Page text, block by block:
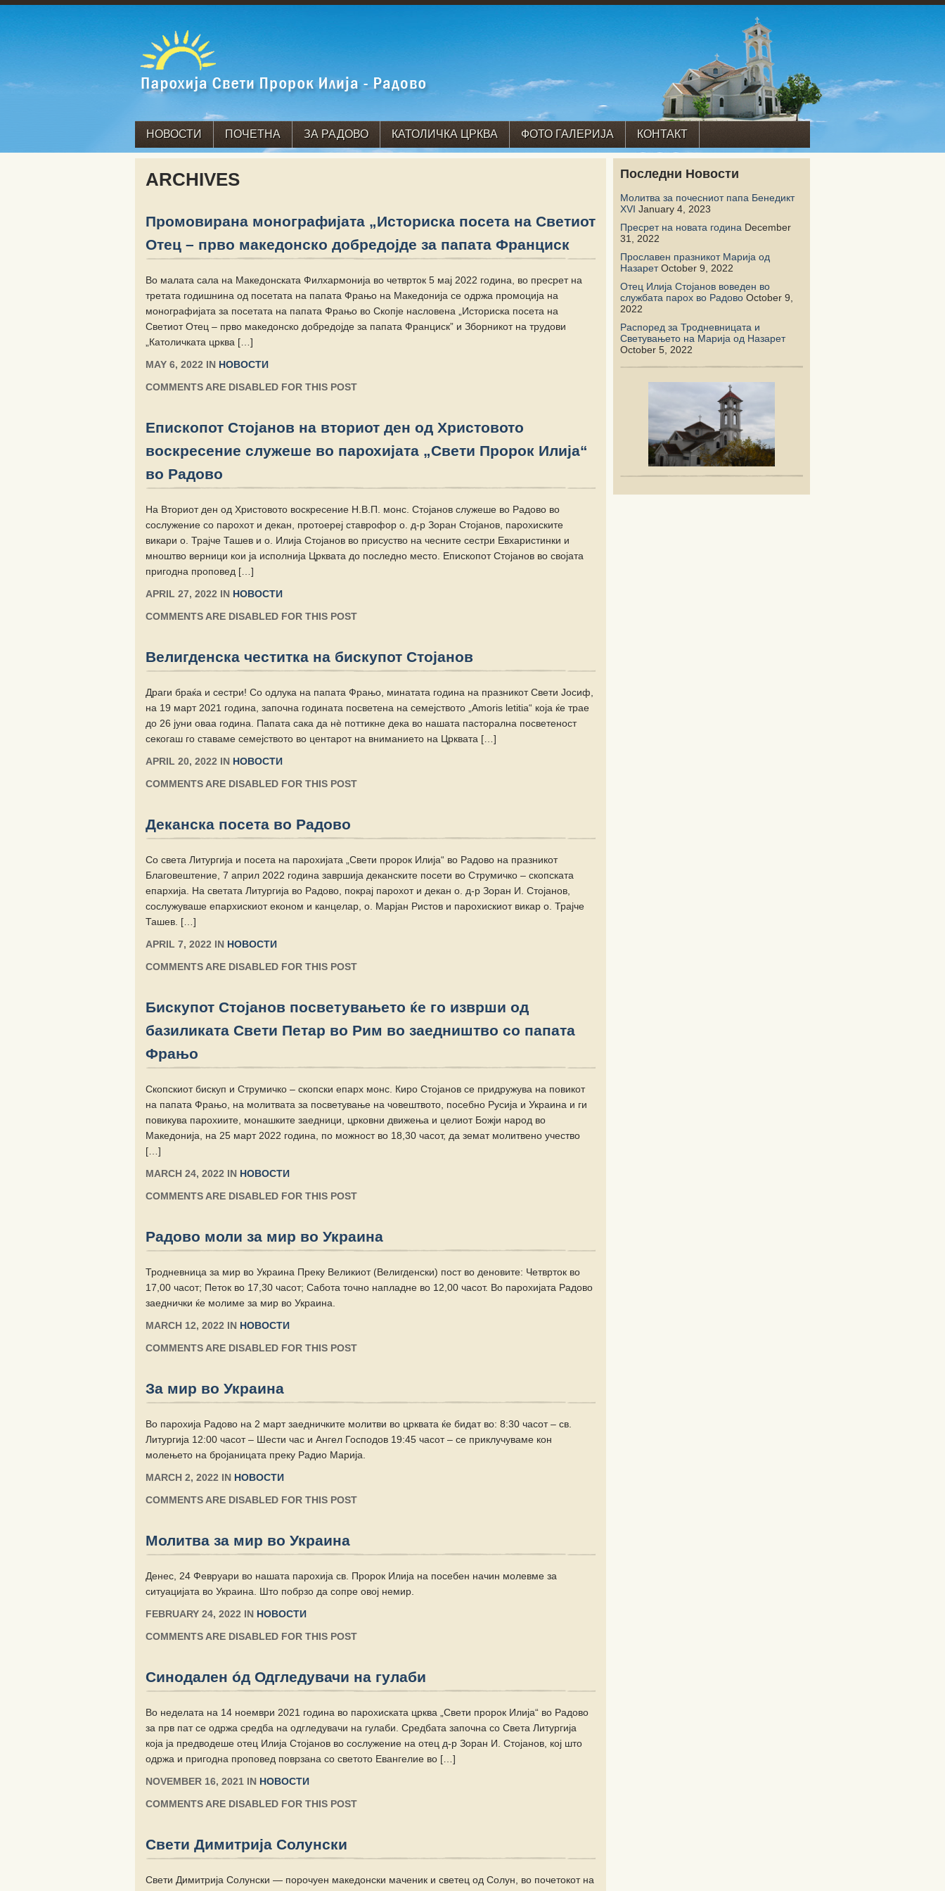
НОВОСТИ ПОЧЕТНА ЗА РАДОВО КАТОЛИЧКА ЦРКВА ФОТО ГАЛЕРИЈА КОНТАКТ
ARCHIVES
Промовирана монографијата „Историска посета на Светиот
Отец – прво македонско добредојде за папата Франциск
Во малата сала на Македонската Филхармонија во четврток 5 мај 2022 година, во пресрет на
третата годишнина од посетата на папата Фрањо на Македонија се одржа промоција на
монографијата за посетата на папата Фрањо во Скопје насловена „Историска посета на
Светиот Отец – прво македонско добредојде за папата Франциск” и Зборникот на трудови
„Католичката црква […]
MAY 6, 2022 IN НОВОСТИ
COMMENTS ARE DISABLED FOR THIS POST
Епископот Стојанов на вториот ден од Христовото
воскресение служеше во парохијата „Свeти Пророк Илија“
во Радово
На Вториот ден од Христовото воскресение Н.В.П. монс. Стојанов служеше во Радово во
сослужение со парохот и декан, протоереј ставрофор о. д-р Зоран Стојанов, парохиските
викари о. Трајче Ташев и о. Илија Стојанов во присуство на чесните сестри Евхаристинки и
мноштво верници кои ја исполнија Црквата до последно место. Епископот Стојанов во својата
пригодна проповед […]
APRIL 27, 2022 IN НОВОСТИ
COMMENTS ARE DISABLED FOR THIS POST
Велигденска честитка на бискупот Стојанов
Драги браќа и сестри! Со одлука на папата Фрањо, минатата година на празникот Свети Јосиф,
на 19 март 2021 година, започна годината посветена на семејството „Amoris letitia“ која ќе трае
до 26 јуни оваа година. Папата сака да нѐ поттикне дека во нашата пасторална посветеност
секогаш го ставаме семејството во центарот на вниманието на Црквата […]
APRIL 20, 2022 IN НОВОСТИ
COMMENTS ARE DISABLED FOR THIS POST
Деканска посета во Радово
Со света Литургија и посета на парохијата „Свети пророк Илија“ во Радово на празникот
Благовештение, 7 април 2022 година завршија деканските посети во Струмичко – скопската
епархија. На светата Литургија во Радово, покрај парохот и декан о. д-р Зоран И. Стојанов,
сослужуваше епархискиот економ и канцелар, о. Марјан Ристов и парохискиот викар о. Трајче
Ташев. […]
APRIL 7, 2022 IN НОВОСТИ
COMMENTS ARE DISABLED FOR THIS POST
Бискупот Стојанов посветувањето ќе го изврши од
базиликата Свети Петар во Рим во заедништво со папата
Фрањо
Скопскиот бискуп и Струмичко – скопски епарх монс. Киро Стојанов се придружува на повикот
на папата Фрањо, на молитвата за посветување на човештвото, посебно Русија и Украина и ги
повикува парохиите, монашките заедници, црковни движења и целиот Божји народ во
Македонија, на 25 март 2022 година, по можност во 18,30 часот, да земат молитвено учество
[…]
MARCH 24, 2022 IN НОВОСТИ
COMMENTS ARE DISABLED FOR THIS POST
Радово моли за мир во Украина
Тродневница за мир во Украина Преку Великиот (Велигденски) пост во деновите: Четврток во
17,00 часот; Петок во 17,30 часот; Сабота точно напладне во 12,00 часот. Во парохијата Радово
заеднички ќе молиме за мир во Украина.
MARCH 12, 2022 IN НОВОСТИ
COMMENTS ARE DISABLED FOR THIS POST
За мир во Украина
Во парохија Радово на 2 март заедничките молитви во црквата ќе бидат во: 8:30 часот – св.
Литургија 12:00 часот – Шести час и Ангел Господов 19:45 часот – се приклучуваме кон
молењето на бројаницата преку Радио Марија.
MARCH 2, 2022 IN НОВОСТИ
COMMENTS ARE DISABLED FOR THIS POST
Молитва за мир во Украина
Денес, 24 Февруари во нашата парохија св. Пророк Илија на посебен начин молевме за
ситуацијата во Украина. Што побрзо да сопре овој немир.
FEBRUARY 24, 2022 IN НОВОСТИ
COMMENTS ARE DISABLED FOR THIS POST
Синодален óд Одгледувачи на гулаби
Во неделата на 14 ноември 2021 година во парохиската црква „Свети пророк Илија“ во Радово
за прв пат се одржа средба на одгледувачи на гулаби. Средбата започна со Света Литургија
која ја предводеше отец Илија Стојанов во сослужение на отец д-р Зоран И. Стојанов, кој што
одржа и пригодна проповед поврзана со светото Евангелие во […]
NOVEMBER 16, 2021 IN НОВОСТИ
COMMENTS ARE DISABLED FOR THIS POST
Свети Димитрија Солунски
Свети Димитрија Солунски — порочуен македонски маченик и светец од Солун, во почетокот на
Последни Новости
Молитва за почесниот папа Бенедикт
XVI January 4, 2023
Пресрет на новата година December
31, 2022
Прославен празникот Марија од
Назарет October 9, 2022
Отец Илија Стојанов воведен во
службата парох во Радово October 9,
2022
Распоред за Тродневницата и
Светувањето на Марија од Назарет
October 5, 2022